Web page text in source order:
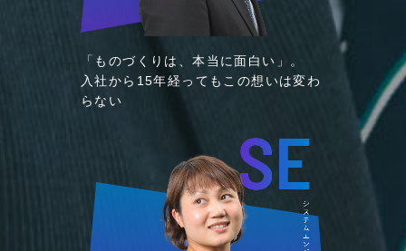
「ものづくりは、本当に面白い」。
入社から15年経ってもこの想いは変わ
らない